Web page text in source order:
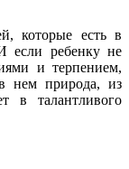
которые есть в
если ребенку не
и терпением,
нем природа, из
в талантливого